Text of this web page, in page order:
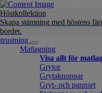
Höstkollektion
Skapa stämning med höstens
bordet.
Matlagning
Visa allt för
Grytor
Grytaknoppar
Gryt- och pannset